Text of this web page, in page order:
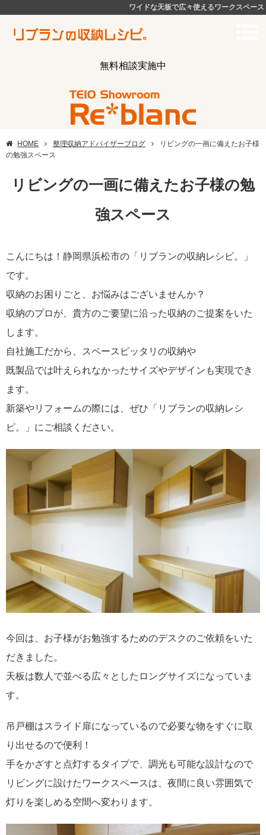
ワイドな天板で広々使えるワークスペース
無料相談実施中
HOME 整理収納アドバイザーブログ
リビングの一画に備えたお子様
の勉強スペース
リビングの一画に備えたお子様の勉
強スペース
こんにちは！静岡県浜松市の「リブランの収納レシピ。」
です。
収納のお困りごと、お悩みはございませんか？
収納のプロが、貴方のご要望に沿った収納のご提案をいた
します。
自社施工だから、スペースピッタリの収納や
既製品では叶えられなかったサイズやデザインも実現でき
ます。
新築やリフォームの際には、ぜひ「リブランの収納レシ
ピ。」にご相談ください。
今回は、お子様がお勉強するためのデスクのご依頼をいた
だきました。
天板は数人で並べる広々としたロングサイズになっていま
す。
吊戸棚はスライド扉になっているので必要な物をすぐに取
り出せるので便利！
手をかざすと点灯するタイプで、調光も可能な設計なので
リビングに設けたワークスペースは、夜間に良い雰囲気で
灯りを楽しめる空間へ変わります。